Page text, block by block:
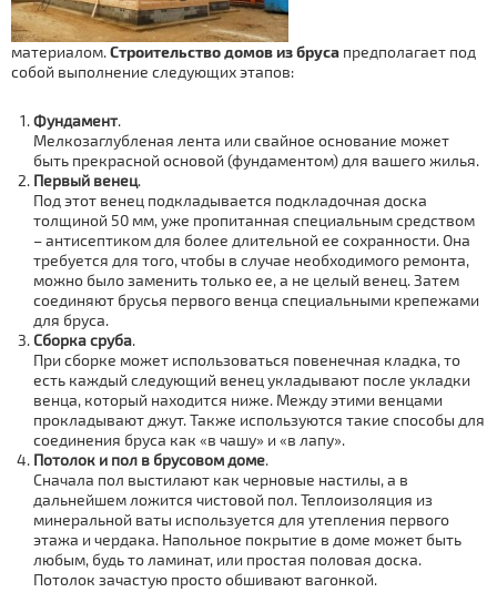
материалом.Строительство домов из бруса предполагает под
собой выполнение следующих этапов:
Фундамент.
Мелкозаглубленая лента или свайное основание может
быть прекрасной основой (фундаментом) для вашего жилья.
Первый венец.
Под этот венец подкладывается подкладочная доска
толщиной 50 мм, уже пропитанная специальным средством
– антисептиком для более длительной ее сохранности. Она
требуется для того, чтобы в случае необходимого ремонта,
можно было заменить только ее, а не целый венец. Затем
соединяют брусья первого венца специальными крепежами
для бруса.
Сборка сруба.
При сборке может использоваться повенечная кладка, то
есть каждый следующий венец укладывают после укладки
венца, который находится ниже. Между этими венцами
прокладывают джут. Также используются такие способы для
соединения бруса как «в чашу» и «в лапу».
Потолок и пол в брусовом доме.
Сначала пол выстилают как черновые настилы, а в
дальнейшем ложится чистовой пол. Теплоизоляция из
минеральной ваты используется для утепления первого
этажа и чердака. Напольное покрытие в доме может быть
любым, будь то ламинат, или простая половая доска.
Потолок зачастую просто обшивают вагонкой.